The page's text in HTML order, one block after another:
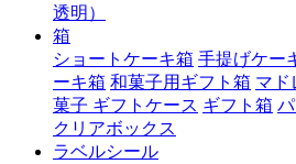
透明）
箱
ショートケーキ箱 手提げケー
ーキ箱 和菓子用ギフト箱 マ
菓子 ギフトケース ギフト箱
クリアボックス
ラベルシール